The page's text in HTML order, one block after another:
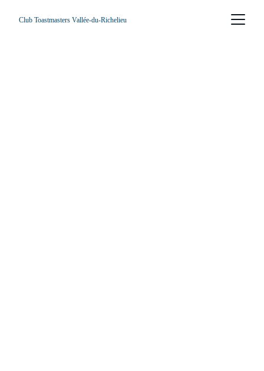
Club Toastmasters Vallée-du-Richelieu